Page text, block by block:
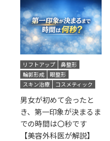
リフトアップ
鼻整形
輪郭形成
眼整形
スキン治療
コスメティック
男女が初めて会ったと
き、第一印象が決まるま
での時間は〇秒です
【美容外科医が解説】